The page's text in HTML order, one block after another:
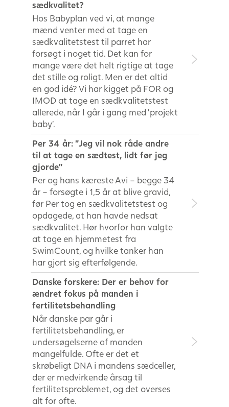
sædkvalitet?
Hos Babyplan ved vi, at mange
mænd venter med at tage en
sædkvalitetstest til parret har
forsøgt i noget tid. Det kan for
mange være det helt rigtige at tage
det stille og roligt. Men er det altid
en god idé? Vi har kigget på FOR og
IMOD at tage en sædkvalitetstest
allerede, når I går i gang med ’projekt
baby’.
Per 34 år: ”Jeg vil nok råde andre
til at tage en sædtest, lidt før jeg
gjorde”
Per og hans kæreste Avi – begge 34
år – forsøgte i 1,5 år at blive gravid,
før Per tog en sædkvalitetstest og
opdagede, at han havde nedsat
sædkvalitet. Hør hvorfor han valgte
at tage en hjemmetest fra
SwimCount, og hvilke tanker han
har gjort sig efterfølgende.
Danske forskere: Der er behov for
ændret fokus på manden i
fertilitetsbehandling
Når danske par går i
fertilitetsbehandling, er
undersøgelserne af manden
mangelfulde. Ofte er det et
skrøbeligt DNA i mandens sædceller,
der er medvirkende årsag til
fertilitetsproblemet, og det overses
alt for ofte.